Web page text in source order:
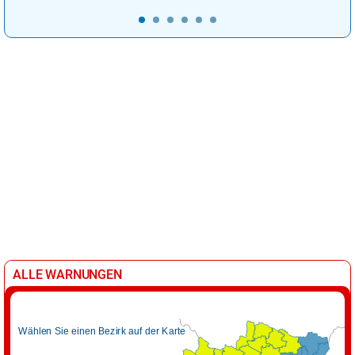
ALLE WARNUNGEN
Wählen Sie einen Bezirk auf der Karte